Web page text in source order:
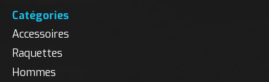
Catégories
Accessoires
Raquettes
Hommes